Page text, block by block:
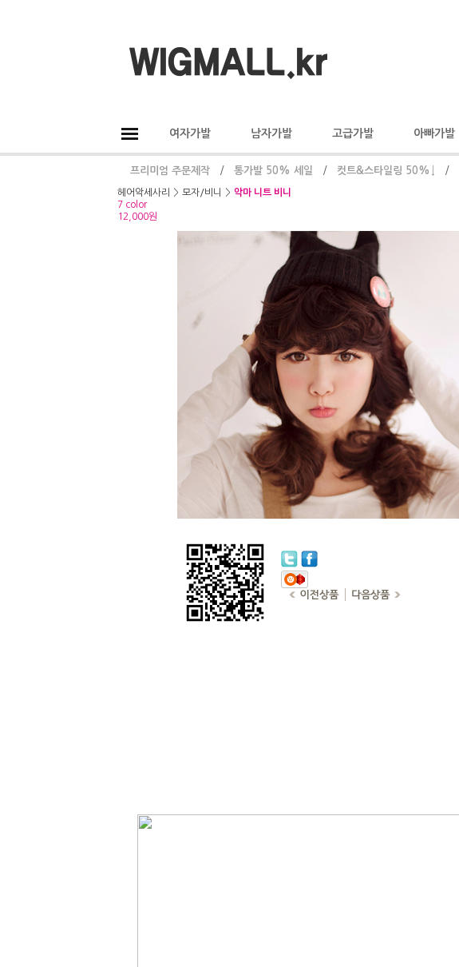
여자가발 남자가발 고급가발 아빠가발
프리미엄 주문제작 / 통가발 50% 세일 / 컷트&스타일링 50%↓ /
헤어악세사리 > 모자/비니 > 악마 니트 비니
7 color
12,000원